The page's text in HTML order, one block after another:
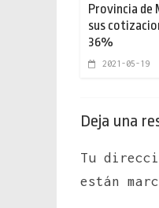
Provincia de
sus
36%
2021-05-19
Deja una
Tu
están